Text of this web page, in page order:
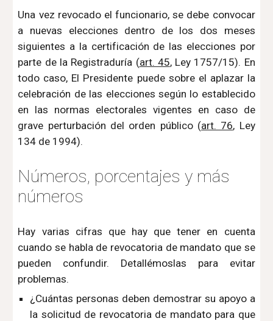
Una vez revocado el funcionario, se debe convocar
a nuevas elecciones dentro de los dos meses
siguientes a la certificación de las elecciones por
parte de la Registraduría (art. 45, Ley 1757/15). En
todo caso, El Presidente puede sobre el aplazar la
celebración de las elecciones según lo establecido
en las normas electorales vigentes en caso de
grave perturbación del orden público (art. 76, Ley
134 de 1994).
Números, porcentajes y más
números
Hay varias cifras que hay que tener en cuenta
cuando se habla de revocatoria de mandato que se
pueden confundir. Detallémoslas para evitar
problemas.
¿Cuántas personas deben demostrar su apoyo a
la solicitud de revocatoria de mandato para que